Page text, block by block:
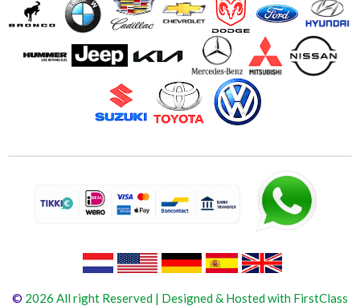
© 2026 All right Reserved | Designed & Hosted with FirstClass